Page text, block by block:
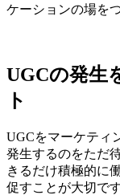
ケーションの場を
UGCの発生
ト
UGCをマーケティ
発生するのをただ
きるだけ積極的に
促すことが大切で